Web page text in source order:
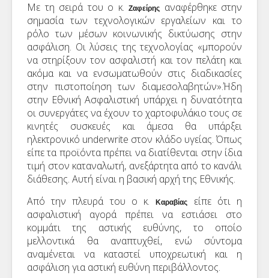
Με τη σειρά του ο κ. Ζαφείρης
αναφέρθηκε στην
σημασία των τεχνολογικών εργαλείων και το
ρόλο των μέσων κοινωνικής δικτύωσης στην
ασφάλιση. Οι λύσεις της τεχνολογίας «μπορούν
να στηρίξουν τον ασφαλιστή και τον πελάτη και
ακόμα και να ενσωματωθούν στις διαδικασίες
στην πιστοποίηση των διαμεσολαβητών».Ήδη
στην Εθνική Ασφαλιστική υπάρχει η δυνατότητα
οι συνεργάτες να έχουν το χαρτοφυλάκιο τους σε
κινητές συσκευές και άμεσα θα υπάρξει
ηλεκτρονικό underwrite στον κλάδο υγείας. Όπως
είπε τα προϊόντα πρέπει να διατίθενται στην ίδια
τιμή στον καταναλωτή, ανεξάρτητα από το κανάλι
διάθεσης. Αυτή είναι η βασική αρχή της Εθνικής.
Από την πλευρά του ο κ.Καραβίας
είπε ότι η
ασφαλιστική αγορά πρέπει να εστιάσει στο
κομμάτι της αστικής ευθύνης, το οποίο
μελλοντικά θα αναπτυχθεί, ενώ σύντομα
αναμένεται να καταστεί υποχρεωτική και η
ασφάλιση για αστική ευθύνη περιβάλλοντος.